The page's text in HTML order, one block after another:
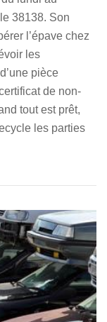
38138. Son
l’épave chez
les
pièce
de non-
tout est prêt,
les parties